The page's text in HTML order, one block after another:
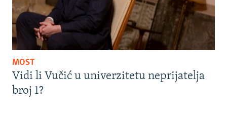
MOST
Vidi li Vučić u univerzitetu neprijatelja
broj 1?